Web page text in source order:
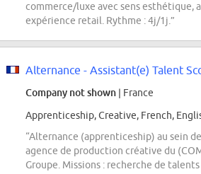
commerce/luxe avec sens esthétique,
expérience retail. Rythme : 4j/1j.”
Company not shown | France
Apprenticeship, Creative, French,
“Alternance (apprenticeship) au sein
agence de production créative du
Groupe. Missions : recherche de